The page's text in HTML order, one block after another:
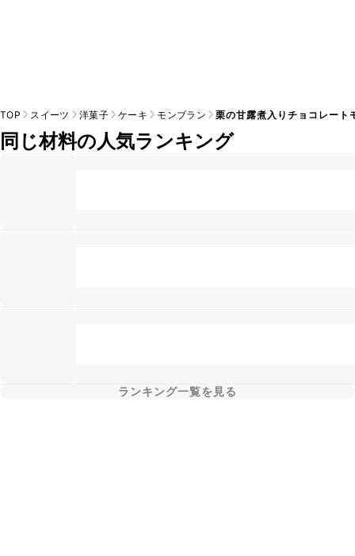
TOP スイーツ 洋菓子 ケーキ モンブラン 栗の甘露煮入りチョコレート
同じ材料の人気ランキング
ランキング一覧を見る